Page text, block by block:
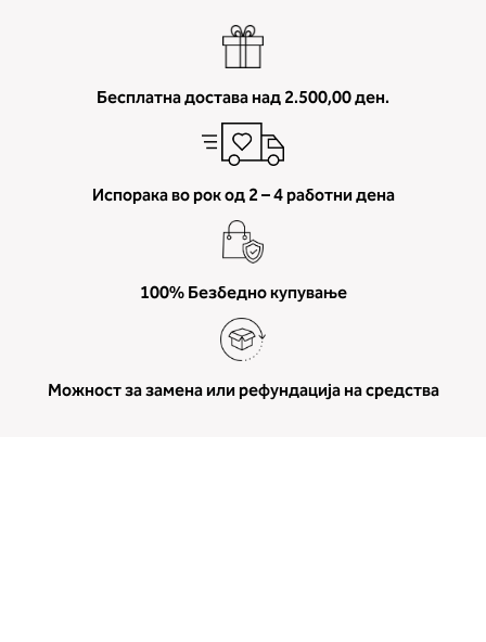
Бесплатна достава над 2.500,00 ден.
Испорака во рок од 2 – 4 работни дена
100% Безбедно купување
Можност за замена или рефундација на средства